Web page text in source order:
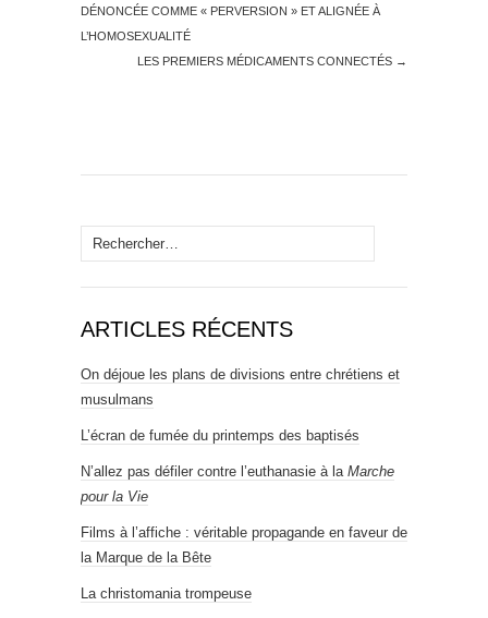
DÉNONCÉE COMME « PERVERSION » ET ALIGNÉE À
L’HOMOSEXUALITÉ
LES PREMIERS MÉDICAMENTS CONNECTÉS →
Rechercher :
ARTICLES RÉCENTS
On déjoue les plans de divisions entre chrétiens et
musulmans
L’écran de fumée du printemps des baptisés
N’allez pas défiler contre l’euthanasie à la Marche
pour la Vie
Films à l’affiche : véritable propagande en faveur de
la Marque de la Bête
La christomania trompeuse